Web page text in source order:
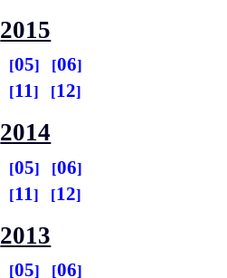
2015
05
06
11 12
2014
05
06
11 12
2013
05 06